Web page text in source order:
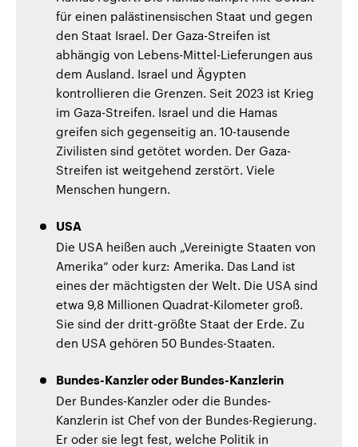
für einen palästinensischen Staat und gegen
den Staat Israel. Der Gaza-Streifen ist
abhängig von Lebens-Mittel-Lieferungen aus
dem Ausland. Israel und Ägypten
kontrollieren die Grenzen. Seit 2023 ist Krieg
im Gaza-Streifen. Israel und die Hamas
greifen sich gegenseitig an. 10-tausende
Zivilisten sind getötet worden. Der Gaza-
Streifen ist weitgehend zerstört. Viele
Menschen hungern.
USA
Die USA heißen auch „Vereinigte Staaten von
Amerika“ oder kurz: Amerika. Das Land ist
eines der mächtigsten der Welt. Die USA sind
etwa 9,8 Millionen Quadrat-Kilometer groß.
Sie sind der dritt-größte Staat der Erde. Zu
den USA gehören 50 Bundes-Staaten.
Bundes-Kanzler oder Bundes-Kanzlerin
Der Bundes-Kanzler oder die Bundes-
Kanzlerin ist Chef von der Bundes-Regierung.
Er oder sie legt fest, welche Politik in